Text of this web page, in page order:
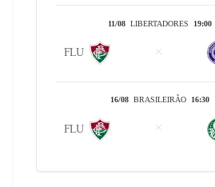
11/08 LIBERTADORES 19:00
FLU
16/08 BRASILEIRÃO 16:30
FLU